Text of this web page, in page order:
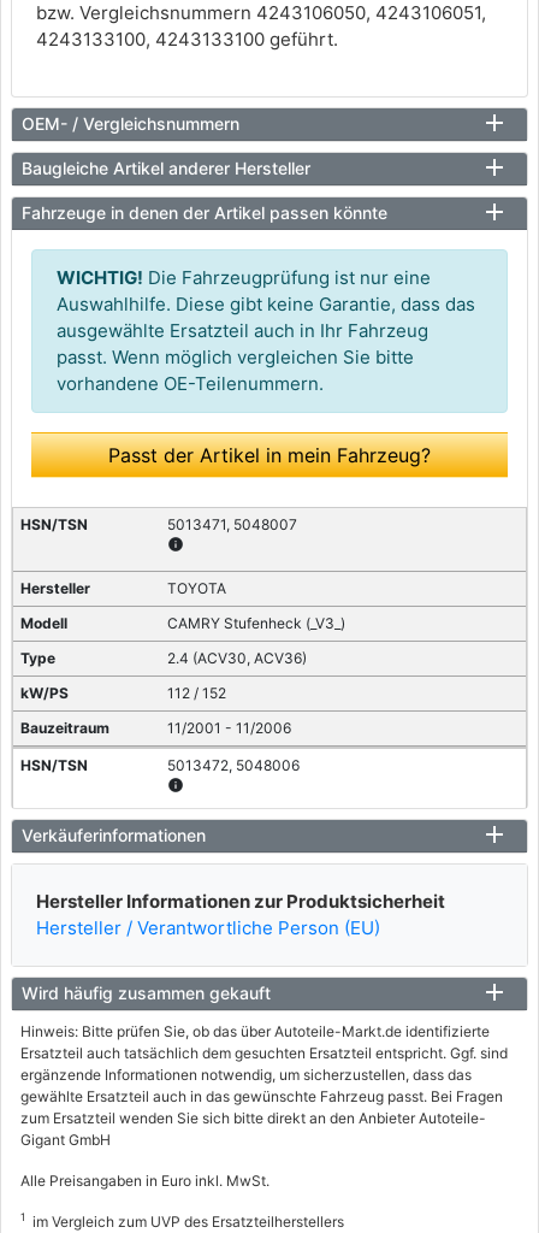
bzw. Vergleichsnummern 4243106050, 4243106051,
4243133100, 4243133100 geführt.
OEM- / Vergleichsnummern
Baugleiche Artikel anderer Hersteller
Fahrzeuge in denen der Artikel passen könnte
WICHTIG! Die Fahrzeugprüfung ist nur eine
Auswahlhilfe. Diese gibt keine Garantie, dass das
ausgewählte Ersatzteil auch in Ihr Fahrzeug
passt. Wenn möglich vergleichen Sie bitte
vorhandene OE-Teilenummern.
Passt der Artikel in mein Fahrzeug?
5013471, 5048007
info
TOYOTA
CAMRY Stufenheck (_V3_)
2.4 (ACV30, ACV36)
112 / 152
11/2001 - 11/2006
5013472, 5048006
info
TOYOTA
CAMRY Stufenheck (_V3_)
3.0 (MCV30_)
137 / 186
08/2001 - 11/2006
Verkäuferinformationen
Hersteller Informationen zur Produktsicherheit
Hersteller / Verantwortliche Person (EU)
Wird häufig zusammen gekauft
Hinweis: Bitte prüfen Sie, ob das über Autoteile-Markt.de identifizierte
Ersatzteil auch tatsächlich dem gesuchten Ersatzteil entspricht. Ggf. sind
ergänzende Informationen notwendig, um sicherzustellen, dass das
gewählte Ersatzteil auch in das gewünschte Fahrzeug passt. Bei Fragen
zum Ersatzteil wenden Sie sich bitte direkt an den Anbieter Autoteile-
Gigant GmbH
Alle Preisangaben in Euro inkl. MwSt.
1 im Vergleich zum UVP des Ersatzteilherstellers